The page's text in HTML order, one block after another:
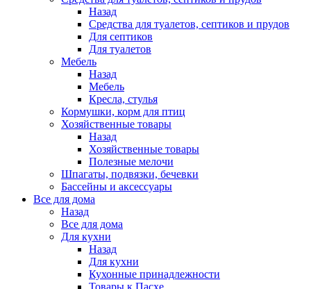
Назад
Средства для туалетов, септиков и прудов
Для септиков
Для туалетов
Мебель
Назад
Мебель
Кресла, стулья
Кормушки, корм для птиц
Хозяйственные товары
Назад
Хозяйственные товары
Полезные мелочи
Шпагаты, подвязки, бечевки
Бассейны и аксессуары
Все для дома
Назад
Все для дома
Для кухни
Назад
Для кухни
Кухонные принадлежности
Товары к Пасхе